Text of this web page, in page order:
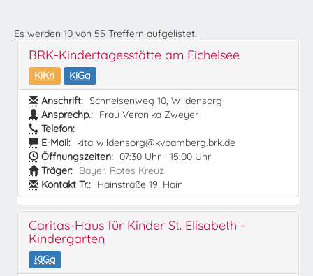
Es werden 10 von 55 Treffern aufgelistet.
BRK-Kindertagesstätte am Eichelsee
KiKri
KiGa
Anschrift: Schneisenweg 10, Wildensorg
Ansprechp.: Frau Veronika Zweyer
Telefon:
E-Mail: kita-wildensorg@kvbamberg.brk.de
Öffnungszeiten: 07:30 Uhr - 15:00 Uhr
Träger: Bayer. Rotes Kreuz
Kontakt Tr.: Hainstraße 19, Hain
Caritas-Haus für Kinder St. Elisabeth -
Kindergarten
KiGa